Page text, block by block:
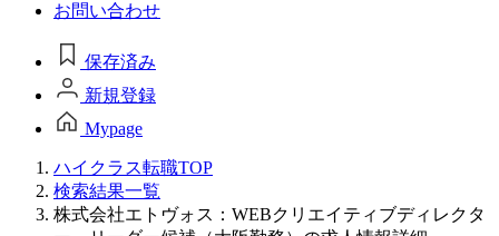
お問い合わせ
保存済み
新規登録
Mypage
ハイクラス転職TOP
検索結果一覧
株式会社エトヴォス：WEBクリエイティブディレクタ